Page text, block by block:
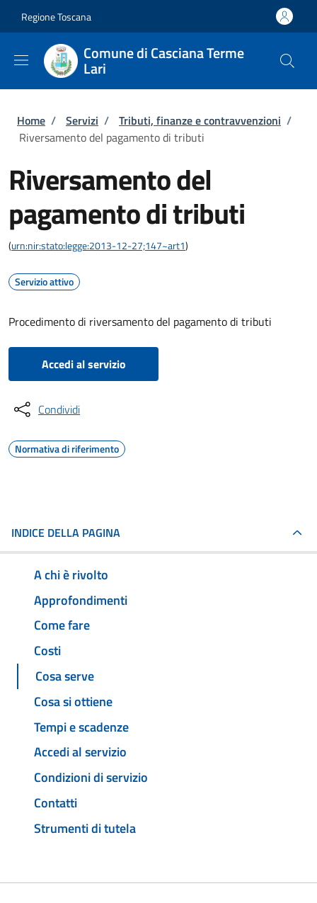
Regione Toscana
Comune di Casciana Terme
Lari
Briciole di pane
Home / Servizi / Tributi, finanze e contravvenzioni /
Riversamento del pagamento di tributi
Riversamento del
pagamento di tributi
(urn:nir:stato:legge:2013-12-27;147~art1)
Servizio attivo
Procedimento di riversamento del pagamento di tributi
Accedi al servizio
Condividi
Normativa di riferimento
INDICE DELLA PAGINA
A chi è rivolto
Approfondimenti
Come fare
Costi
Cosa serve
Cosa si ottiene
Tempi e scadenze
Accedi al servizio
Condizioni di servizio
Contatti
Strumenti di tutela